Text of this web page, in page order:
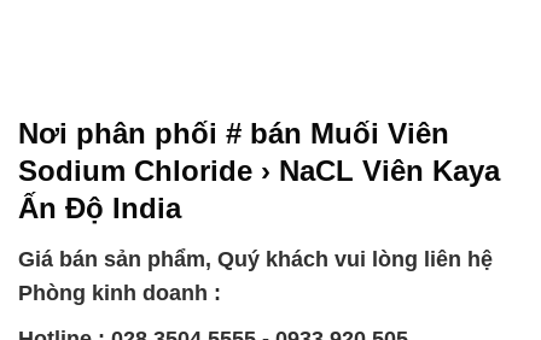
Nơi phân phối # bán Muối Viên
Sodium Chloride › NaCL Viên Kaya
Ấn Độ India
Giá bán sản phẩm, Quý khách vui lòng liên hệ
Phòng kinh doanh :